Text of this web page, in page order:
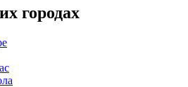
городах